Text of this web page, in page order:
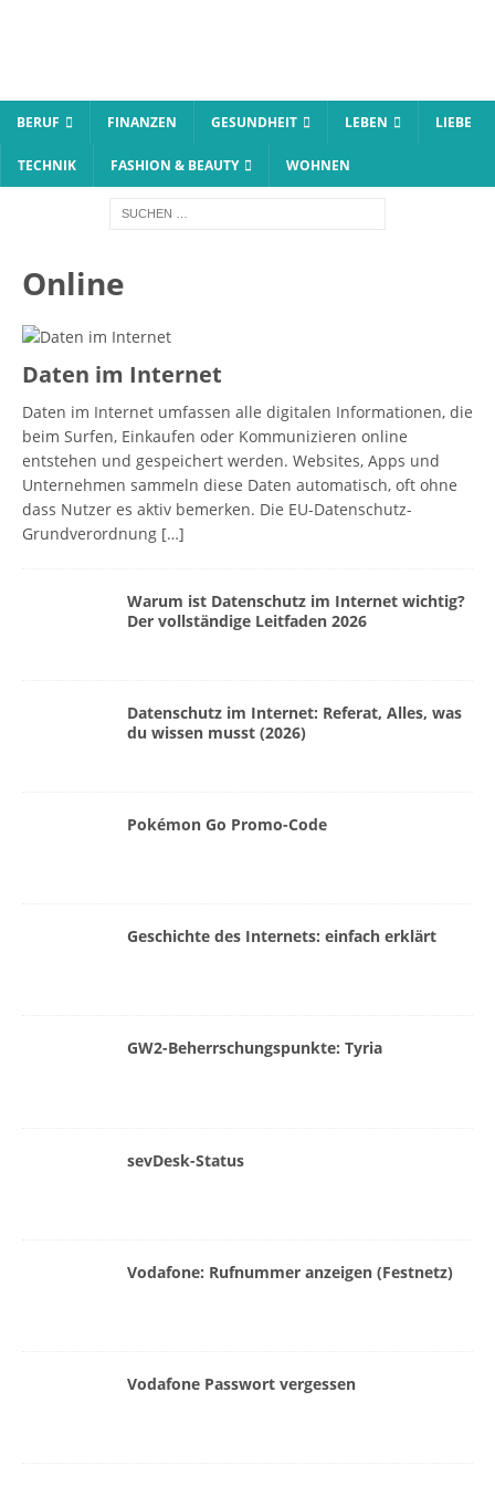
BERUF FINANZEN GESUNDHEIT LEBEN LIEBE
TECHNIK FASHION & BEAUTY WOHNEN
Online
Daten im Internet
Daten im Internet umfassen alle digitalen Informationen, die
beim Surfen, Einkaufen oder Kommunizieren online
entstehen und gespeichert werden. Websites, Apps und
Unternehmen sammeln diese Daten automatisch, oft ohne
dass Nutzer es aktiv bemerken. Die EU-Datenschutz-
Grundverordnung […]
Warum ist Datenschutz im Internet wichtig?
Der vollständige Leitfaden 2026
Datenschutz im Internet: Referat, Alles, was
du wissen musst (2026)
Pokémon Go Promo-Code
Geschichte des Internets: einfach erklärt
GW2-Beherrschungspunkte: Tyria
sevDesk-Status
Vodafone: Rufnummer anzeigen (Festnetz)
Vodafone Passwort vergessen